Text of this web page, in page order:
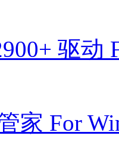
驱动
家 For